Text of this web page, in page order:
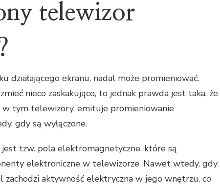
telewizor
działającego ekranu, nadal może promieniować.
nieco zaskakująco, to jednak prawda jest taka, że
tym telewizory, emituje promieniowanie
gdy są wyłączone.
tzw. pola elektromagnetyczne, które są
elektroniczne w telewizorze. Nawet wtedy, gdy
zachodzi aktywność elektryczna w jego wnętrzu, co